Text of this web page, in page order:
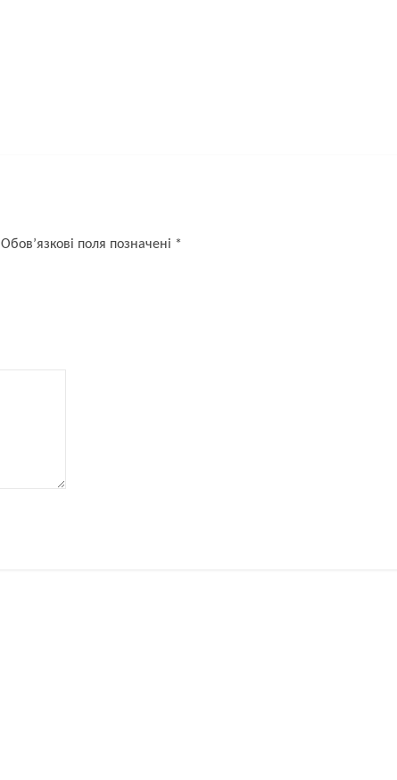
Обов’язкові поля позначені *